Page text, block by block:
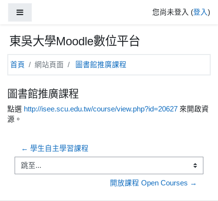
您尚未登入 (登入 )
東吳大學Moodle數位平台
首頁 網站頁面 圖書館推廣課程
圖書館推廣課程
點選 http://isee.scu.edu.tw/course/view.php?id=20627 來開啟資
源。
← 學生自主學習課程
跳至...
開放課程 Open Courses →